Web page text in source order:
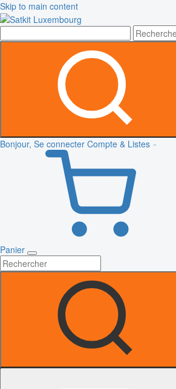
Skip to main content
Bonjour, Se connecter Compte & Listes
Panier